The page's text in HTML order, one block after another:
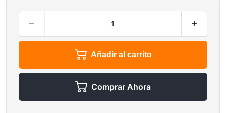
Añadir al carrito
Comprar Ahora